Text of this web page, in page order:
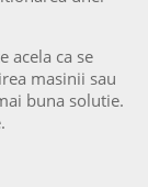
acela ca se
masinii sau
buna solutie.